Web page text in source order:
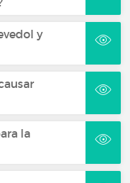
y
la